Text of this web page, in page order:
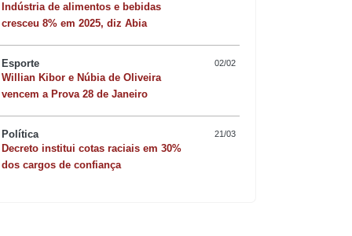
passadas de mão no corpo,
acompanhadas de toques, abraços
em público.
Quer sofisticar o
risoto de camarão
Indústria de alimentos e bebidas
cresceu 8% em 2025, diz Abia
Esporte 02/02
Willian Kibor e Núbia de Oliveira
vencem a Prova 28 de Janeiro
Política 21/03
Decreto institui cotas raciais em 30%
dos cargos de confiança